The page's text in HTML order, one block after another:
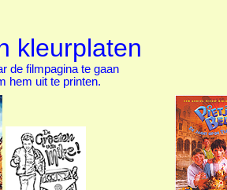
kleurplaten
de filmpagina te gaan
hem uit te printen.